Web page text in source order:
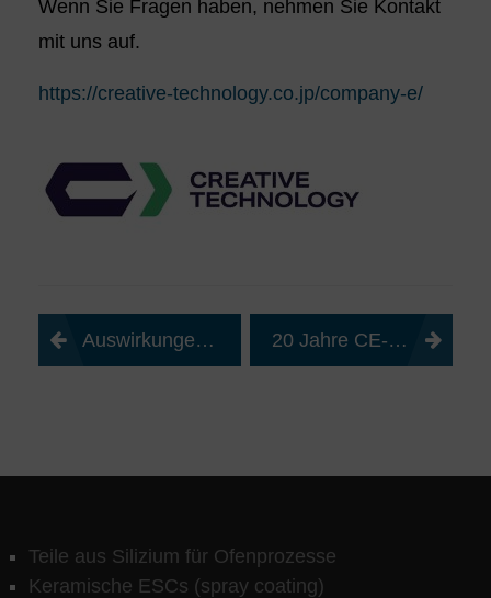
Wenn Sie Fragen haben, nehmen Sie Kontakt
mit uns auf.
https://creative-technology.co.jp/company-e/
Beitragsnavigation
Auswirkungen der Corona-Epedemie 20 Jahre CE-MAT
Teile aus Silizium für Ofenprozesse
Keramische ESCs (spray coating)